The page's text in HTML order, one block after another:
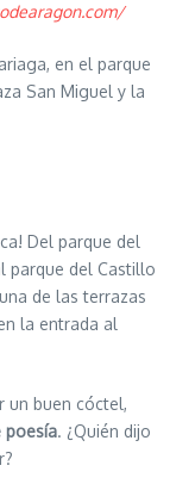
en el parque
San Miguel y la
Del parque del
parque del Castillo
de las terrazas
la entrada al
un buen cóctel,
poesía. ¿Quién dijo